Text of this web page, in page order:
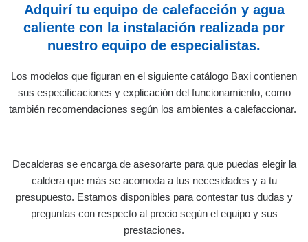
Adquirí tu equipo de calefacción y agua
caliente con la instalación realizada por
nuestro equipo de especialistas.
Los modelos que figuran en el siguiente catálogo Baxi contienen
sus especificaciones y explicación del funcionamiento, como
también recomendaciones según los ambientes a calefaccionar.
Decalderas se encarga de asesorarte para que puedas elegir la
caldera que más se acomoda a tus necesidades y a tu
presupuesto. Estamos disponibles para contestar tus dudas y
preguntas con respecto al precio según el equipo y sus
prestaciones.